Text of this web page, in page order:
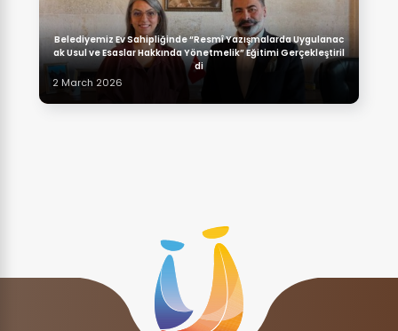
Belediyemiz Ev Sahipliğinde “Resmî Yazışmalarda Uygulanac
ak Usul ve Esaslar Hakkında Yönetmelik” Eğitimi Gerçekleştiril
di
2 March 2026